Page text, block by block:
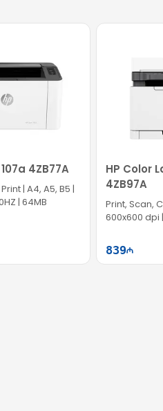
4ZB77A
| A4, A5, B5 |
| 64MB
HP Color
4ZB97A
Print, Scan,
600x600 dpi
839